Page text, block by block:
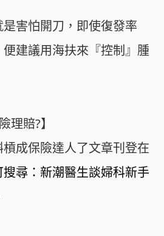
害怕開刀，即使復發率
建議用海扶來『控制』腫
理賠?】
成保險達人了文章刊登在
尋：新潮醫生談婦科新手